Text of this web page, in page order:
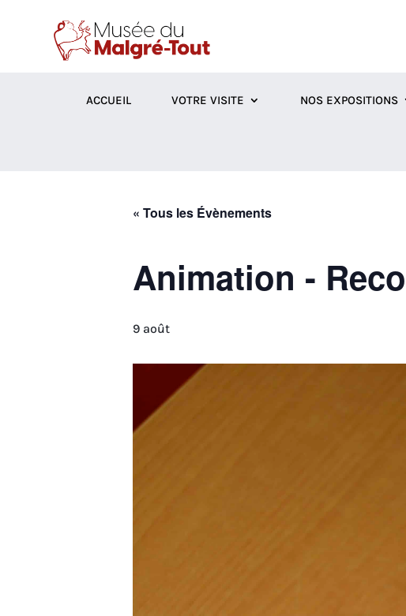
ACCUEIL VOTRE VISITE NOS EXPOSITIONS
« Tous les Évènements
Animation -
9 août